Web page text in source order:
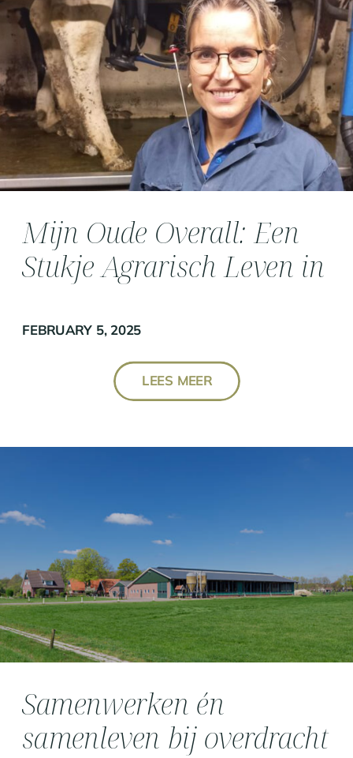
FEBRUARY 5, 2025
Mijn Oude Overall: Een
Stukje Agrarisch Leven in
LEES MEER
Samenwerken én
samenleven bij overdracht